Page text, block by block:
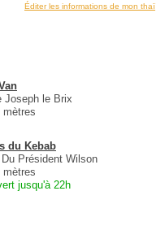
Éditer les informations de mon thaï
Joseph le Brix
mètres
du Kebab
Président Wilson
mètres
jusqu'à 22h